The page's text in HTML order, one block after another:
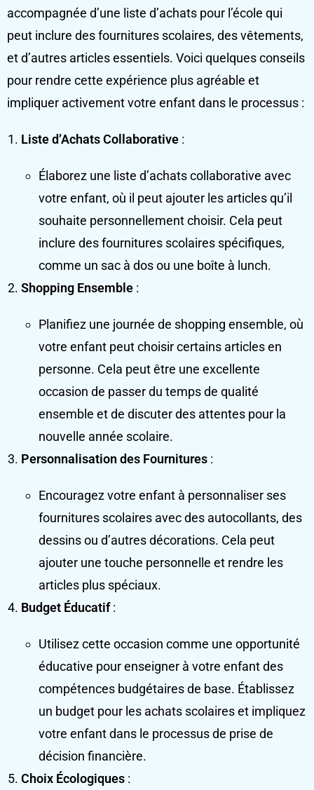
accompagnée d’une liste d’achats pour l’école qui
peut inclure des fournitures scolaires, des vêtements,
et d’autres articles essentiels. Voici quelques conseils
pour rendre cette expérience plus agréable et
impliquer activement votre enfant dans le processus :
Liste d’Achats Collaborative :
Élaborez une liste d’achats collaborative avec
votre enfant, où il peut ajouter les articles qu’il
souhaite personnellement choisir. Cela peut
inclure des fournitures scolaires spécifiques,
comme un sac à dos ou une boîte à lunch.
Shopping Ensemble :
Planifiez une journée de shopping ensemble, où
votre enfant peut choisir certains articles en
personne. Cela peut être une excellente
occasion de passer du temps de qualité
ensemble et de discuter des attentes pour la
nouvelle année scolaire.
Personnalisation des Fournitures :
Encouragez votre enfant à personnaliser ses
fournitures scolaires avec des autocollants, des
dessins ou d’autres décorations. Cela peut
ajouter une touche personnelle et rendre les
articles plus spéciaux.
Budget Éducatif:
Utilisez cette occasion comme une opportunité
éducative pour enseigner à votre enfant des
compétences budgétaires de base. Établissez
un budget pour les achats scolaires et impliquez
votre enfant dans le processus de prise de
décision financière.
Choix Écologiques :